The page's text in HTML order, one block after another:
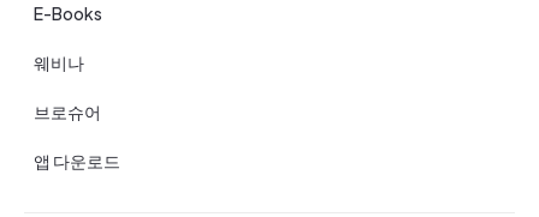
E-Books
웨비나
브로슈어
앱 다운로드